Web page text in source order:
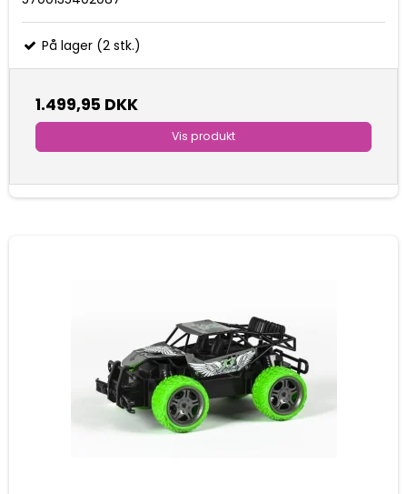
På lager (2 stk.)
1.499,95 DKK
Vis produkt